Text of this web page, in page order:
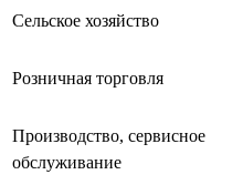
Сельское хозяйство
Розничная торговля
Производство, сервисное
обслуживание